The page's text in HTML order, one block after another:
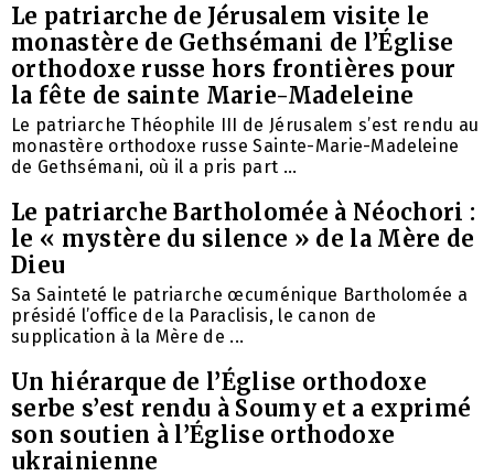
Le patriarche de Jérusalem visite le
monastère de Gethsémani de l’Église
orthodoxe russe hors frontières pour
la fête de sainte Marie-Madeleine
Le patriarche Théophile III de Jérusalem s’est rendu au
monastère orthodoxe russe Sainte-Marie-Madeleine
de Gethsémani, où il a pris part ...
Le patriarche Bartholomée à Néochori :
le « mystère du silence » de la Mère de
Dieu
Sa Sainteté le patriarche œcuménique Bartholomée a
présidé l’office de la Paraclisis, le canon de
supplication à la Mère de ...
Un hiérarque de l’Église orthodoxe
serbe s’est rendu à Soumy et a exprimé
son soutien à l’Église orthodoxe
ukrainienne